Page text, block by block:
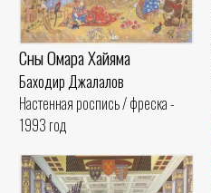
Сны Омара Хайяма
Баходир Джалалов
Настенная роспись / фреска -
1993 год